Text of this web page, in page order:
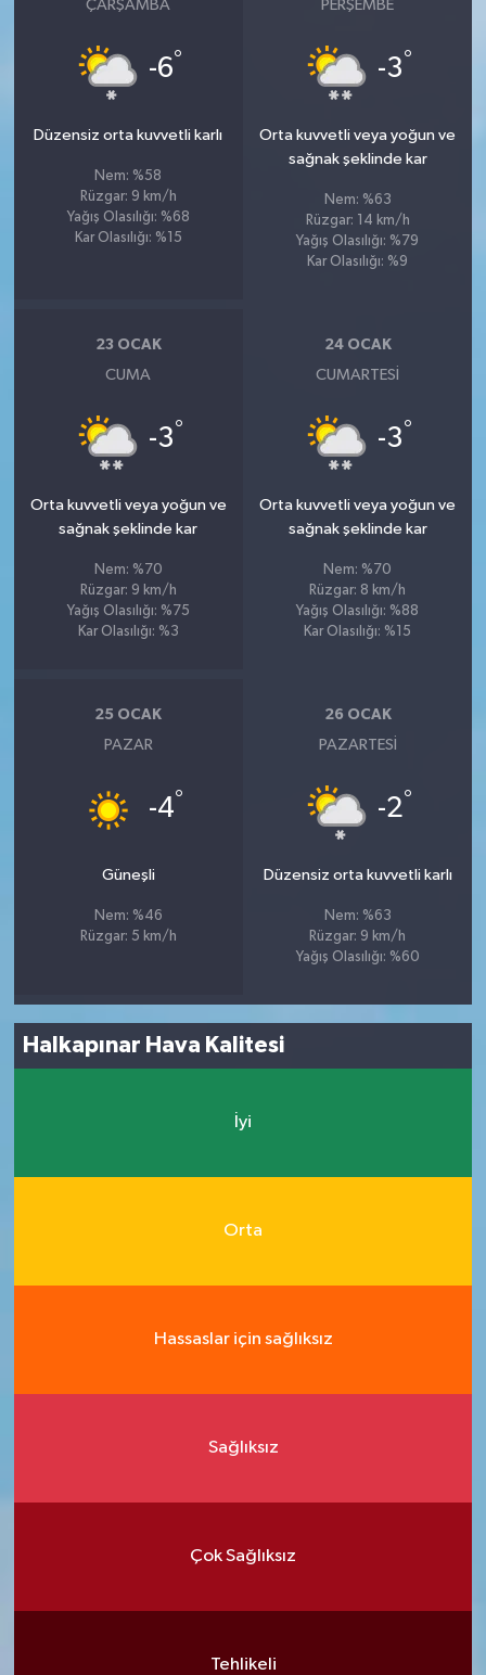
ÇARŞAMBA
-6°
Düzensiz orta kuvvetli karlı
Nem: %58
Rüzgar: 9 km/h
Yağış Olasılığı: %68
Kar Olasılığı: %15
PERŞEMBE
-3°
Orta kuvvetli veya yoğun ve
sağnak şeklinde kar
Nem: %63
Rüzgar: 14 km/h
Yağış Olasılığı: %79
Kar Olasılığı: %9
23 OCAK
CUMA
-3°
Orta kuvvetli veya yoğun ve
sağnak şeklinde kar
Nem: %70
Rüzgar: 9 km/h
Yağış Olasılığı: %75
Kar Olasılığı: %3
24 OCAK
CUMARTESI
-3°
Orta kuvvetli veya yoğun ve
sağnak şeklinde kar
Nem: %70
Rüzgar: 8 km/h
Yağış Olasılığı: %88
Kar Olasılığı: %15
25 OCAK
PAZAR
-4°
Güneşli
Nem: %46
Rüzgar: 5 km/h
26 OCAK
PAZARTESI
-2°
Düzensiz orta kuvvetli karlı
Nem: %63
Rüzgar: 9 km/h
Yağış Olasılığı: %60
Halkapınar Hava Kalitesi
İyi
Orta
Hassaslar için sağlıksız
Sağlıksız
Çok Sağlıksız
Tehlikeli